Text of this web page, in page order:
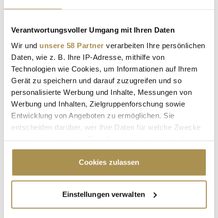
Verantwortungsvoller Umgang mit Ihren Daten
Wir und unsere 58 Partner verarbeiten Ihre persönlichen
Daten, wie z. B. Ihre IP-Adresse, mithilfe von
Technologien wie Cookies, um Informationen auf Ihrem
Gerät zu speichern und darauf zuzugreifen und so
personalisierte Werbung und Inhalte, Messungen von
Werbung und Inhalten, Zielgruppenforschung sowie
Entwicklung von Angeboten zu ermöglichen. Sie
entscheiden darüber, wer Ihre Daten für welche Zwecke
Cookie-Erklärung oder durch Klicken auf das Privacy
Trigger Symbol ändern oder widerrufen
Informationen über Ihre geografische Lage
erfassen, welche bis auf einige Meter genau sein
Cookies zulassen
Einstellungen verwalten
los: 2003 gründete er die MarkeWunderkind, die für
wechselhafter Phasen bleibt Joop eine prägende Figur der
deutschen Modewelt.
Bogner – Die deutsche Antwort auf Luxus-Sportswear